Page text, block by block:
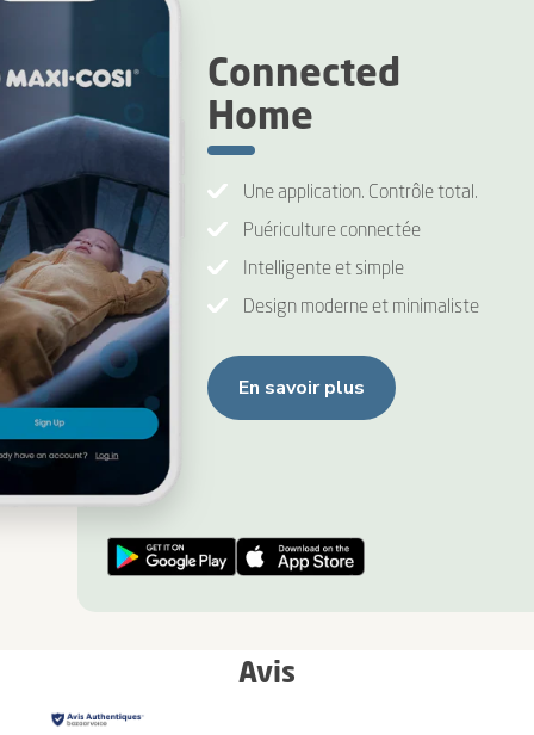
Connected
Home
Une application. Contrôle total.
Puériculture connectée
Intelligente et simple
Design moderne et minimaliste
En savoir plus
Avis